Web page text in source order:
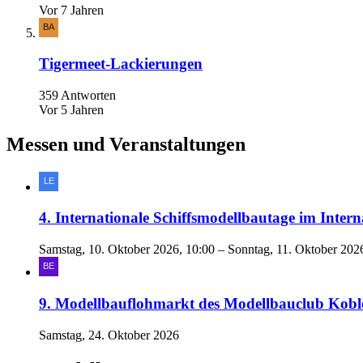
Vor 7 Jahren
Tigermeet-Lackierungen
359 Antworten
Vor 5 Jahren
Messen und Veranstaltungen
4. Internationale Schiffsmodellbautage im
Samstag, 10. Oktober 2026, 10:00 – Sonntag, 11. Oktober
9. Modellbauflohmarkt des Modellbauclub
Samstag, 24. Oktober 2026